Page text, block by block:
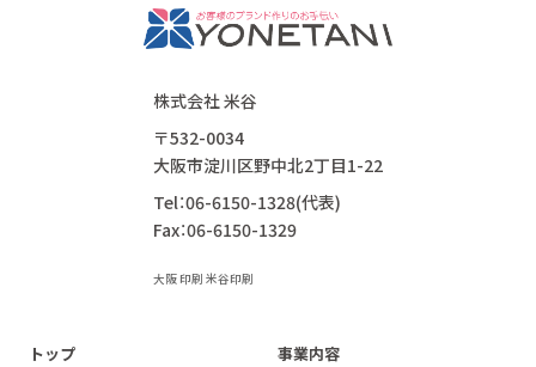
株式会社 米谷
〒532-0034
大阪市淀川区野中北2丁目1-22
Tel：06-6150-1328(代表)
Fax：06-6150-1329
大阪 印刷 米谷印刷
トップ
事業内容